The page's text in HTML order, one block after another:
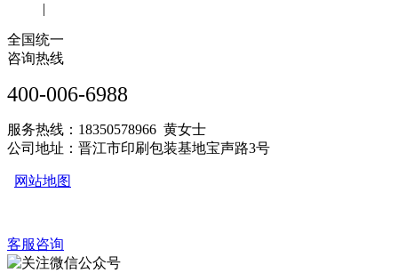
|
全国统一
咨询热线
400-006-6988
服务热线：18350578966 黄女士
公司地址：晋江市印刷包装基地宝声路3号
网站地图
客服咨询